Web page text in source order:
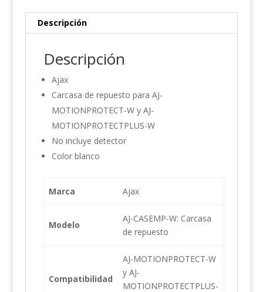
Descripción
Descripción
Ajax
Carcasa de repuesto para AJ-
MOTIONPROTECT-W y AJ-
MOTIONPROTECTPLUS-W
No incluye detector
Color blanco
Marca Ajax
Modelo
AJ-CASEMP-W: Carcasa
de repuesto
Compatibilidad
AJ-MOTIONPROTECT-W
y AJ-
MOTIONPROTECTPLUS-